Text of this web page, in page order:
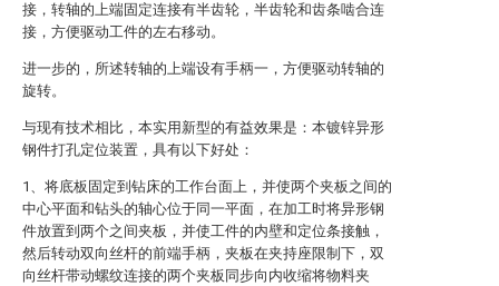
接，转轴的上端固定连接有半齿轮，半齿轮和齿条啮合连
接，方便驱动工件的左右移动。
进一步的，所述转轴的上端设有手柄一，方便驱动转轴的
旋转。
与现有技术相比，本实用新型的有益效果是：本镀锌异形
钢件打孔定位装置，具有以下好处：
1、将底板固定到钻床的工作台面上，并使两个夹板之间的
中心平面和钻头的轴心位于同一平面，在加工时将异形钢
件放置到两个之间夹板，并使工件的内壁和定位条接触，
然后转动双向丝杆的前端手柄，夹板在夹持座限制下，双
向丝杆带动螺纹连接的两个夹板同步向内收缩将物料夹